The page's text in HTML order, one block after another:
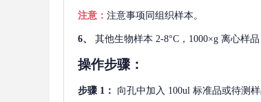
注意： 注意事项同组织样本。
6、 其他生物样本 2-8°C，1000×g 离心样
操作步骤：
步骤 1： 向孔中加入 100ul 标准品或待测